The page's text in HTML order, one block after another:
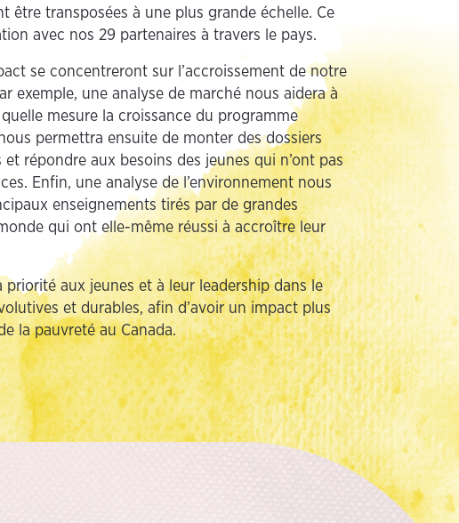
être transposées à une plus grande échelle. Ce
avec nos 29 partenaires à travers le pays.
se concentreront sur l’accroissement de notre
exemple, une analyse de marché nous aidera à
mesure la croissance du programme
permettra ensuite de monter des dossiers
répondre aux besoins des jeunes qui n’ont pas
Enfin, une analyse de l’environnement nous
enseignements tirés par de grandes
qui ont elle-même réussi à accroître leur
aux jeunes et à leur leadership dans le
et durables, afin d’avoir un impact plus
la pauvreté au Canada.